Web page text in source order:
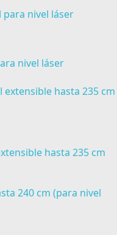
nivel láser
hasta 235 cm